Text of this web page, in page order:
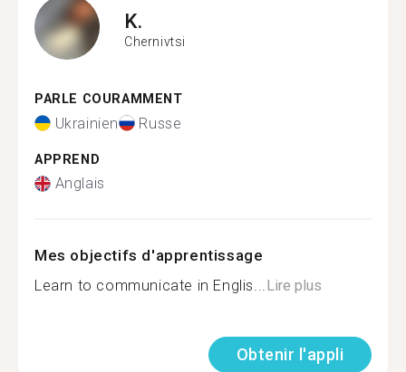
K.
Chernivtsi
PARLE COURAMMENT
Ukrainien Russe
APPREND
Anglais
Mes objectifs d'apprentissage
Learn to communicate in Englis...Lire plus
Obtenir l'appli